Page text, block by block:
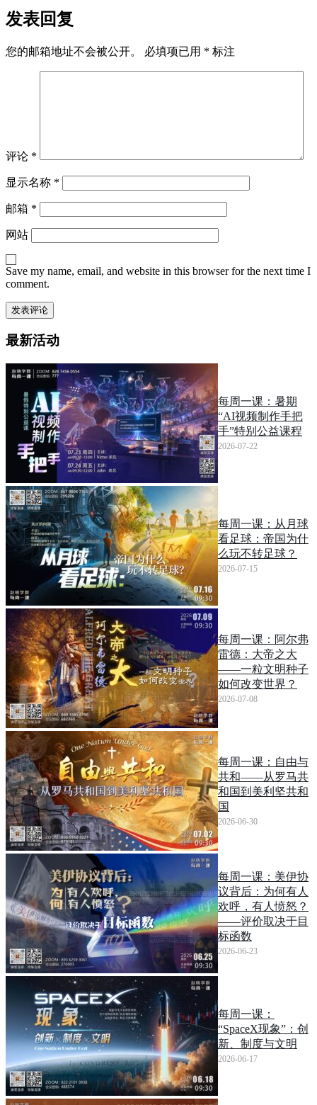
发表回复
您的邮箱地址不会被公开。 必填项已用 * 标注
评论 *
显示名称 *
邮箱 *
网站
Save my name, email, and website in this browser for the next time I
comment.
最新活动
每周一课：暑期
“AI视频制作手把
手”特别公益课程
2026-07-22
每周一课：从月球
看足球：帝国为什
么玩不转足球？
2026-07-15
每周一课：阿尔弗
雷德：大帝之大
——一粒文明种子
如何改变世界？
2026-07-08
每周一课：自由与
共和——从罗马共
和国到美利坚共和
国
2026-06-30
每周一课：美伊协
议背后：为何有人
欢呼，有人愤怒？
——评价取决于目
标函数
2026-06-23
每周一课：
“SpaceX现象”：创
新、制度与文明
2026-06-17